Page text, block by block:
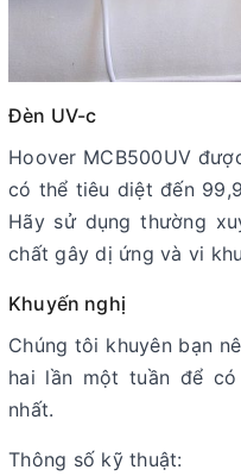
Đèn UV-c
Hoover MCB500UV
có thể tiêu diệt đến
Hãy sử dụng thường
chất gây dị ứng và vi
Khuyến nghị
Chúng tôi khuyên bạn
hai lần một tuần để
nhất.
Thông số kỹ thuật: